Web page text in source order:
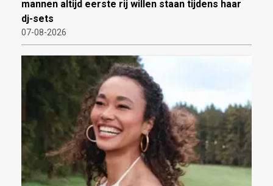
mannen altijd eerste rij willen staan tijdens haar
dj-sets
07-08-2026